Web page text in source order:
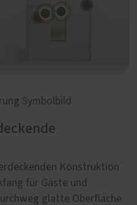
Konstruktion
für Gäste und
glatte Oberfläche